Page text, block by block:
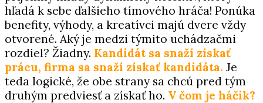
hľadá k sebe ďalšieho tímového hráča! Ponúka
benefity, výhody, a kreatívci majú dvere vždy
otvorené. Aký je medzi týmito uchádzačmi
rozdiel? Žiadny. Kandidát sa snaží získať
prácu, firma sa snaží získať kandidáta. Je
teda logické, že obe strany sa chcú pred tým
druhým predviesť a získať ho. V čom je háčik?